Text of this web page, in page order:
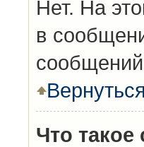
Нет. На
в
Что такое